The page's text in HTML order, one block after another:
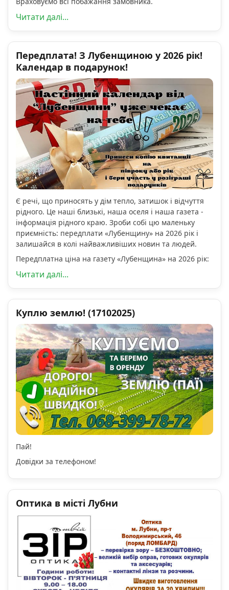
Читати далі...
Передплата! З Лубенщиною у 2026 рік!
Календар в подарунок!
Є речі, що приносять у дім тепло, затишок і відчуття
рідного. Це наші близькі, наша оселя і наша газета -
інформація рідного краю. Зроби собі цю маленьку
приємність: передплати «Лубенщину» на 2026 рік і
залишайся в колі найважливіших новин та людей.
Передплатна ціна на газету «Лубенщина» на 2026 рік:
Читати далі...
Куплю землю! (17102025)
Пай!
Довідки за телефоном!
Оптика в місті Лубни